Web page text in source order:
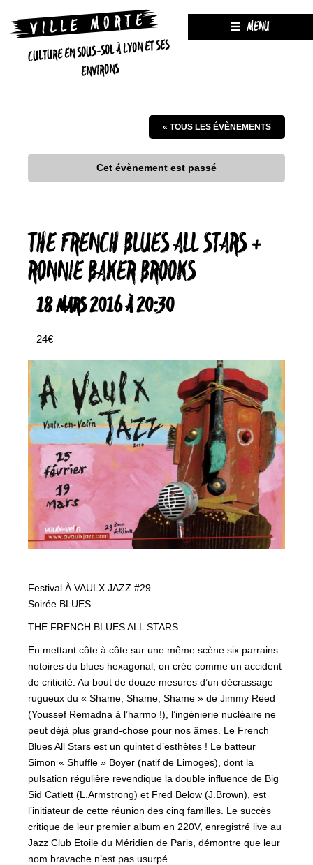
CULTURE EN SOUS-SOL À LYON ET SES
ENVIRONS
MENU
« TOUS LES ÉVÈNEMENTS
Cet évènement est passé
THE FRENCH BLUES ALL STARS +
RONNIE BAKER BROOKS
18 MARS 2016 À 20:30
24€
Festival À VAULX JAZZ #29
Soirée BLUES
THE FRENCH BLUES ALL STARS
En mettant côte à côte sur une même scène six parrains
notoires du blues hexagonal, on crée comme un accident
de criticité. Au bout de douze mesures d’un décrassage
rugueux du « Shame, Shame, Shame » de Jimmy Reed
(Youssef Remadna à l’harmo !), l’ingénierie nucléaire ne
peut déjà plus grand-chose pour nos âmes. Le French
Blues All Stars est un quintet d’esthètes ! Le batteur
Simon « Shuffle » Boyer (natif de Limoges), dont la
pulsation régulière revendique la double influence de Big
Sid Catlett (L.Armstrong) et Fred Below (J.Brown), est
l’initiateur de cette réunion des cinq familles. Le succès
critique de leur premier album en 220V, enregistré live au
Jazz Club Etoile du Méridien de Paris, démontre que leur
nom bravache n’est pas usurpé.